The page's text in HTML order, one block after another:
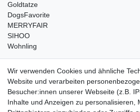
Goldtatze
DogsFavorite
MERRYFAIR
SIHOO
Wohnling
weitere Shops
traumlampen- Lampen und Kronleuchter
kinderwagencenter- Exklusive und
gastrogeraete24- alles für Gastronomie
Wir verwenden Cookies und ähnliche
Website und verarbeiten
Besucher:innen unserer Webseite (z.B.
Inhalte und Anzeigen zu personalisieren,